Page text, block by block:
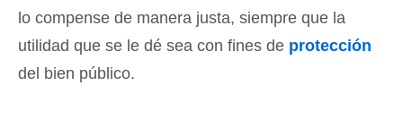
lo compense de manera justa, siempre que la
utilidad que se le dé sea con fines de protección
del bien público.